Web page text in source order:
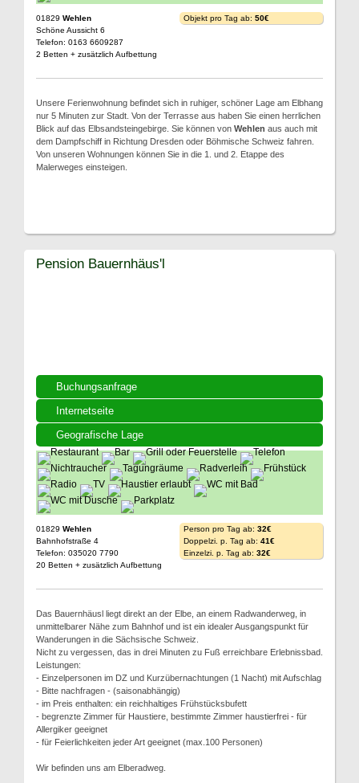
01829 Wehlen
Schöne Aussicht 6
Telefon: 0163 6609287
2 Betten + zusätzlich Aufbettung
Objekt pro Tag ab: 50€
Unsere Ferienwohnung befindet sich in ruhiger, schöner Lage am Elbhang
nur 5 Minuten zur Stadt. Von der Terrasse aus haben Sie einen herrlichen
Blick auf das Elbsandsteingebirge. Sie können von Wehlen aus auch mit
dem Dampfschiff in Richtung Dresden oder Böhmische Schweiz fahren.
Von unseren Wohnungen können Sie in die 1. und 2. Etappe des
Malerweges einsteigen.
Buchungsanfrage
Internetseite
Geografische Lage
Pension Bauernhäus'l
01829 Wehlen
Bahnhofstraße 4
Telefon: 035020 7790
20 Betten + zusätzlich Aufbettung
Person pro Tag ab: 32€
Doppelzi. p. Tag ab: 41€
Einzelzi. p. Tag ab: 32€
Das Bauernhäusl liegt direkt an der Elbe, an einem Radwanderweg, in
unmittelbarer Nähe zum Bahnhof und ist ein idealer Ausgangspunkt für
Wanderungen in die Sächsische Schweiz.
Nicht zu vergessen, das in drei Minuten zu Fuß erreichbare Erlebnissbad.
Leistungen:
- Einzelpersonen im DZ und Kurzübernachtungen (1 Nacht) mit Aufschlag
- Bitte nachfragen - (saisonabhängig)
- im Preis enthalten: ein reichhaltiges Frühstücksbufett
- begrenzte Zimmer für Haustiere, bestimmte Zimmer haustierfrei - für
Allergiker geeignet
- für Feierlichkeiten jeder Art geeignet (max.100 Personen)
Wir befinden uns am Elberadweg.